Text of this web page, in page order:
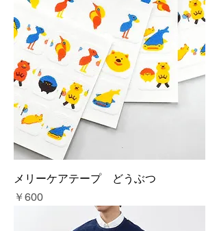
メリーケアテープ どうぶつ
価格
￥600